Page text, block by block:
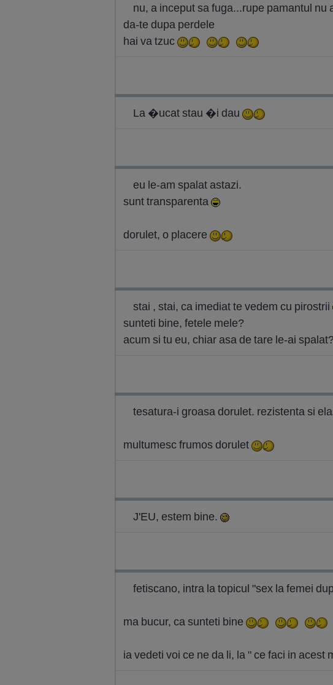
nu, a inceput sa fuga...rupe pamantul nu
da-te dupa perdele
hai va tzuc
La �ucat stau �i dau
eu le-am spalat astazi.
sunt transparenta
dorulet, o placere
stai , stai, ca imediat te vedem cu pirostrii
sunteti bine, fetele mele?
acum si tu eu, chiar asa de tare le-ai
tesatura-i groasa dorulet. rezistenta si
multumesc frumos dorulet
J'EU, estem bine.
fetiscano, intra la topicul "sex la femei
ma bucur, ca sunteti bine
ia vedeti voi ce ne da li, la " ce faci in acest